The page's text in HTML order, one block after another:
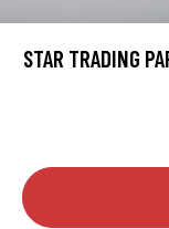
STAR TRADING